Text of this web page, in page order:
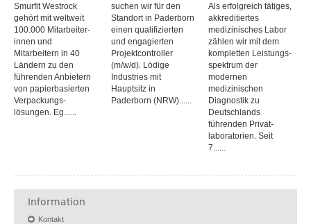
Smurfit Westrock
gehört mit weltweit
100.000 Mitarbeiter­
innen und
Mitarbeitern in 40
Ländern zu den
führenden Anbietern
von papier­basierten
Verpackungs­
lösungen. Eg......
suchen wir für den
Standort in Paderborn
einen qualifizierten
und engagierten
Projektcontroller
(m/w/d). Lödige
Industries mit
Hauptsitz in
Paderborn (NRW)......
Als erfolgreich tätiges,
akkreditiertes
medizinisches Labor
zählen wir mit dem
kompletten Leistungs­
spektrum der
modernen
medizinischen
Diagnostik zu
Deutschlands
führenden Privat­
laboratorien. Seit
7......
Information
Kontakt